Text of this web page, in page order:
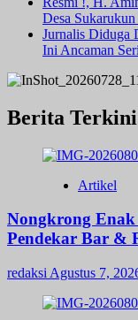
Desa
Jurnalis Diduga
Ini Ancaman
Berita Terkini
Artikel
Nongkrong Enak
Pendekar Bar &
redaksi Agustus 7,